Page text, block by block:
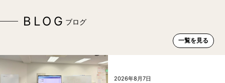
BLOG ブログ
一覧を見る
2026年8月7日